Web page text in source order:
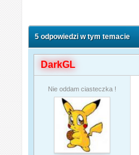
5 odpowiedzi w tym temacie
DarkGL
Nie oddam ciasteczka !